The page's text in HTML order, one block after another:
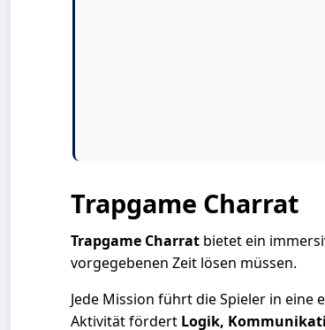
Trapgame Charrat
Trapgame Charrat bietet ein
vorgegebenen Zeit lösen müssen.
Jede Mission führt die Spieler in eine
Aktivität fördert Logik,